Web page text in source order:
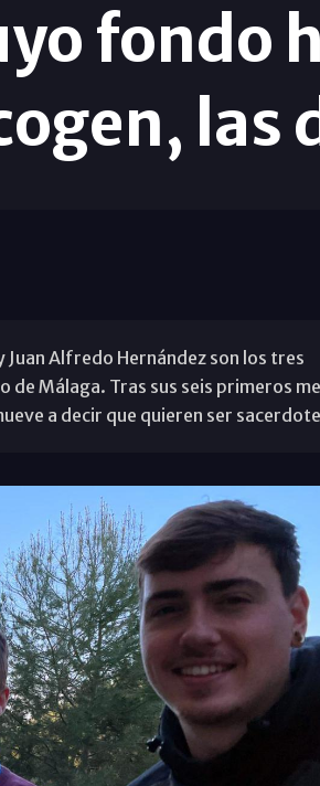
fondo
las
Alfredo Hernández son los tres
de Málaga. Tras sus seis primeros
a decir que quieren ser